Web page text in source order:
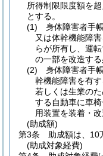
所得制限限度額を
とする。
(1)
身体障害者手
又は体幹機能障
らが所有し、運
の一部を改造す
(2)
身体障害者手
幹機能障害を有す
若しくは生業の
する自動車に車
用装置を装着・
(助成額)
第3条
助成額は、10
(助成対象経費)